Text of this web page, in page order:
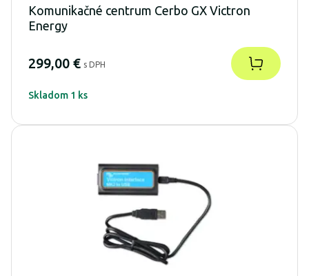
Komunikačné centrum Cerbo GX Victron
Energy
299,00 € s DPH
Skladom 1 ks